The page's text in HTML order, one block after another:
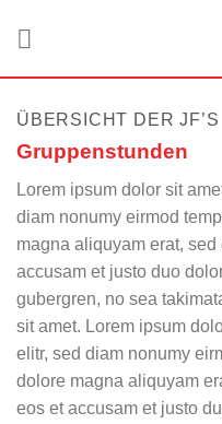
ÜBERSICHT DER JF’S
Gruppenstunden
Lorem ipsum dolor sit
diam nonumy eirmod
magna aliquyam erat,
accusam et justo duo
gubergren, no sea
sit amet. Lorem ipsum
elitr, sed diam nonumy
dolore magna aliquyam
eos et accusam et justo